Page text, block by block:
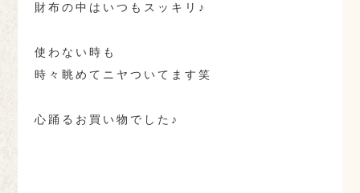
財布の中はいつもスッキリ♪
使わない時も
時々眺めてニヤついてます笑
心踊るお買い物でした♪